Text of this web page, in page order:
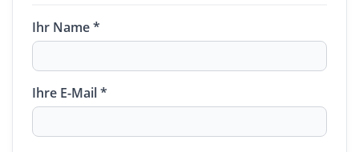
Ihr Name *
Ihre E-Mail *